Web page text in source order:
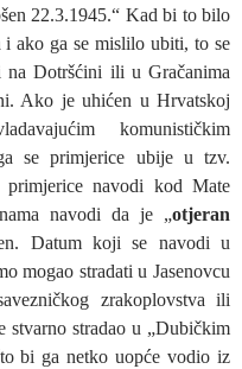
22.3.1945.“ Kad bi to bilo
ako ga se mislilo ubiti, to se
na Dotršćini ili u Gračanima
Ako je uhićen u Hrvatskoj
komunističkim
se primjerice ubije u tzv.
primjerice navodi kod Mate
navodi da je „otjeran
Datum koji se navodi u
mogao stradati u Jasenovcu
zrakoplovstva ili
stvarno stradao u „Dubičkim
bi ga netko uopće vodio iz